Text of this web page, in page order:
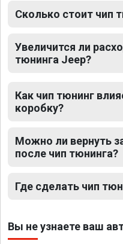
Сколько стоит чип
Увеличится ли
тюнинга Jeep?
Как чип тюнинг
коробку?
Можно ли вернуть
после чип тюнинга?
Где сделать чип
Вы не узнаете ваш